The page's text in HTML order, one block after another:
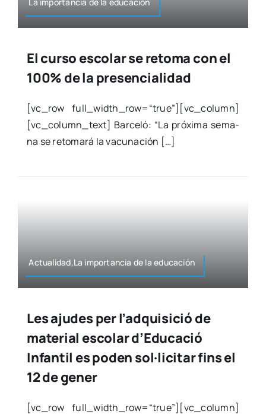
El curso escolar se retoma con el
100% de la presencialidad
[vc_row full_width_row=“true”][vc_column]
[vc_column_text] Bar­ce­ló: “La pró­xi­ma sema­
na se reto­ma­rá la vacu­na­ción […]
Actualidad,La impor­tan­cia de la edu­ca­ción
Les ajudes per l’adquisició de
material escolar d’Educació
Infantil es poden sol·licitar fins el
12 de gener
[vc_row full_width_row=“true”][vc_column]